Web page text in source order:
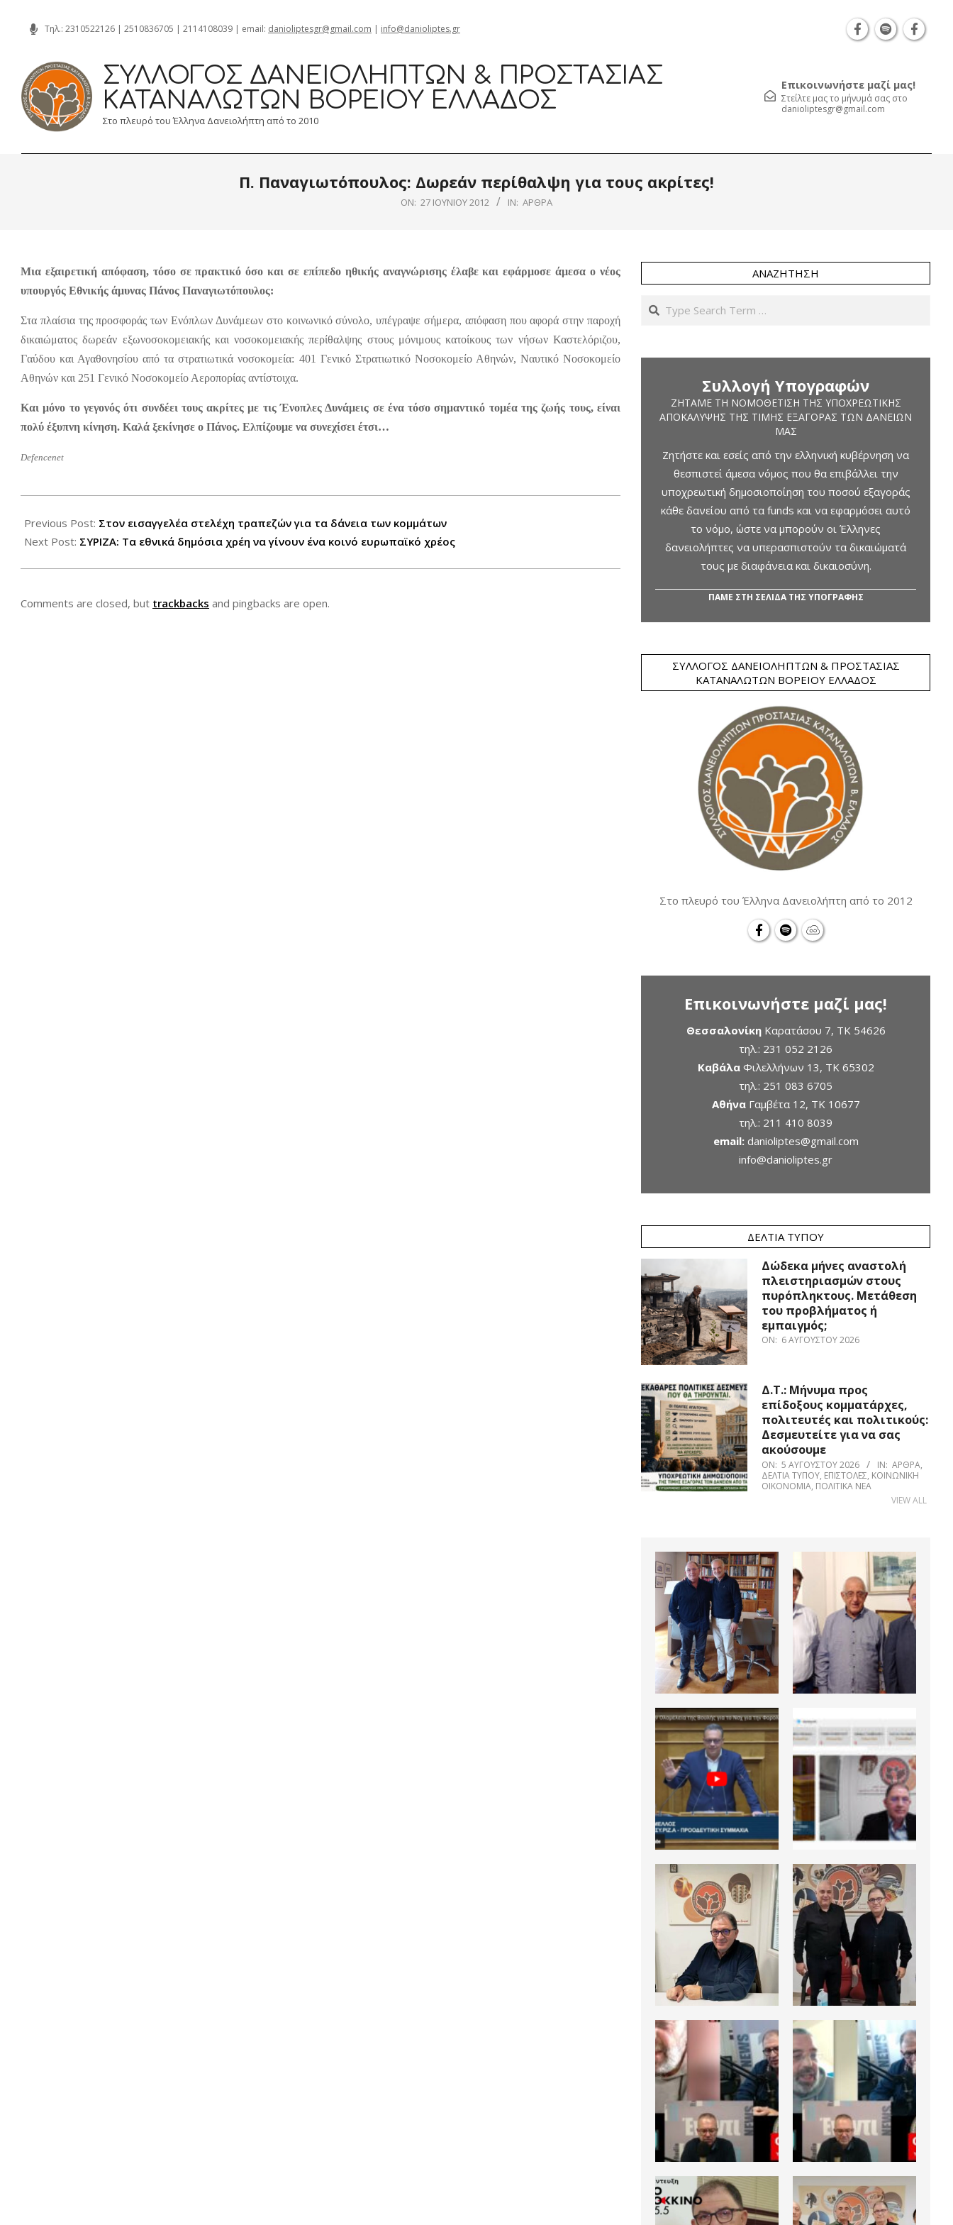
content
Τηλ.: 2310522126 | 2510836705 | 2114108039 | email: danioliptesgr@gmail.com | info@danioliptes.gr
ΣΎΛΛΟΓΟΣ ΔΑΝΕΙΟΛΗΠΤΏΝ & ΠΡΟΣΤΑΣΊΑΣ
ΚΑΤΑΝΑΛΩΤΏΝ ΒΟΡΕΊΟΥ ΕΛΛΆΔΟΣ
Στο πλευρό του Έλληνα Δανειολήπτη από το 2010
Επικοινωνήστε μαζί μας!
Στείλτε μας το μήνυμά σας στο
danioliptesgr@gmail.com
Π. Παναγιωτόπουλος: Δωρεάν περίθαλψη για τους ακρίτες!
ON: 27 ΙΟΥΝΊΟΥ 2012 IN: ΆΡΘΡΑ
Μια εξαιρετική απόφαση, τόσο σε πρακτικό όσο και σε επίπεδο ηθικής αναγνώρισης έλαβε και εφάρμοσε άμεσα ο νέος
υπουργός Εθνικής άμυνας Πάνος Παναγιωτόπουλος:
Στα πλαίσια της προσφοράς των Ενόπλων Δυνάμεων στο κοινωνικό σύνολο, υπέγραψε σήμερα, απόφαση που αφορά στην παροχή
δικαιώματος δωρεάν εξωνοσοκομειακής και νοσοκομειακής περίθαλψης στους μόνιμους κατοίκους των νήσων Καστελόριζου,
Γαύδου και Αγαθονησίου από τα στρατιωτικά νοσοκομεία: 401 Γενικό Στρατιωτικό Νοσοκομείο Αθηνών, Ναυτικό Νοσοκομείο
Αθηνών και 251 Γενικό Νοσοκομείο Αεροπορίας αντίστοιχα.
Και μόνο το γεγονός ότι συνδέει τους ακρίτες με τις Ένοπλες Δυνάμεις σε ένα τόσο σημαντικό τομέα της ζωής τους, είναι
πολύ έξυπνη κίνηση. Καλά ξεκίνησε ο Πάνος. Ελπίζουμε να συνεχίσει έτσι…
Defencenet
06-
27
Previous Post: Στον εισαγγελέα στελέχη τραπεζών για τα δάνεια των κομμάτων
Next Post: ΣΥΡΙΖΑ: Τα εθνικά δημόσια χρέη να γίνουν ένα κοινό ευρωπαϊκό χρέος
Comments are closed, but trackbacks and pingbacks are open.
ΑΝΑΖΉΤΗΣΗ
Search
Συλλογή Υπογραφών
ΖΗΤΆΜΕ ΤΗ ΝΟΜΟΘΈΤΙΣΗ ΤΗΣ ΥΠΟΧΡΕΩΤΙΚΉΣ
ΑΠΟΚΆΛΥΨΗΣ ΤΗΣ ΤΙΜΉΣ ΕΞΑΓΟΡΆΣ ΤΩΝ ΔΑΝΕΊΩΝ
ΜΑΣ
Ζητήστε και εσείς από την ελληνική κυβέρνηση να
θεσπιστεί άμεσα νόμος που θα επιβάλλει την
υποχρεωτική δημοσιοποίηση του ποσού εξαγοράς
κάθε δανείου από τα funds και να εφαρμόσει αυτό
το νόμο, ώστε να μπορούν οι Έλληνες
δανειολήπτες να υπερασπιστούν τα δικαιώματά
τους με διαφάνεια και δικαιοσύνη.
ΠΑΜΕ ΣΤΗ ΣΕΛΙΔΑ ΤΗΣ ΥΠΟΓΡΑΦΗΣ
ΣΎΛΛΟΓΟΣ ΔΑΝΕΙΟΛΗΠΤΏΝ & ΠΡΟΣΤΑΣΊΑΣ
ΚΑΤΑΝΑΛΩΤΏΝ ΒΟΡΕΊΟΥ ΕΛΛΆΔΟΣ
Στο πλευρό του Έλληνα Δανειολήπτη από το 2012
Επικοινωνήστε μαζί μας!
ΘεσσαλονίκηΚαρατάσου 7, TK 54626
τηλ.: 231 052 2126
ΚαβάλαΦιλελλήνων 13, ΤΚ 65302
τηλ.: 251 083 6705
ΑθήναΓαμβέτα 12, ΤΚ 10677
τηλ.: 211 410 8039
email: danioliptes@gmail.com
info@danioliptes.gr
ΔΕΛΤΊΑ ΤΎΠΟΥ
Δώδεκα μήνες αναστολή
πλειστηριασμών στους
πυρόπληκτους. Μετάθεση
του προβλήματος ή
εμπαιγμός;
ON: 6 ΑΥΓΟΎΣΤΟΥ 2026
Δ.Τ.: Μήνυμα προς
επίδοξους κομματάρχες,
πολιτευτές και πολιτικούς:
Δεσμευτείτε για να σας
ακούσουμε
ON: 5 ΑΥΓΟΎΣΤΟΥ 2026 IN: ΆΡΘΡΑ,
ΔΕΛΤΊΑ ΤΎΠΟΥ, ΕΠΙΣΤΟΛΈΣ, ΚΟΙΝΩΝΙΚΉ
ΟΙΚΟΝΟΜΊΑ, ΠΟΛΙΤΙΚΆ ΝΈΑ
VIEW ALL